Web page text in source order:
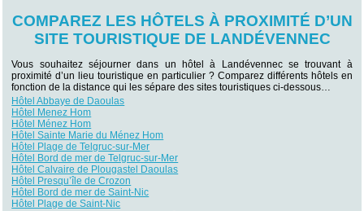
COMPAREZ LES HÔTELS À PROXIMITÉ D’UN
SITE TOURISTIQUE DE LANDÉVENNEC
Vous souhaitez séjourner dans un hôtel à Landévennec se trouvant à
proximité d’un lieu touristique en particulier ? Comparez différents hôtels en
fonction de la distance qui les sépare des sites touristiques ci-dessous…
Hôtel Abbaye de Daoulas
Hôtel Menez Hom
Hôtel Ménez Hom
Hôtel Sainte Marie du Ménez Hom
Hôtel Plage de Telgruc-sur-Mer
Hôtel Bord de mer de Telgruc-sur-Mer
Hôtel Calvaire de Plougastel Daoulas
Hôtel Presqu’île de Crozon
Hôtel Bord de mer de Saint-Nic
Hôtel Plage de Saint-Nic